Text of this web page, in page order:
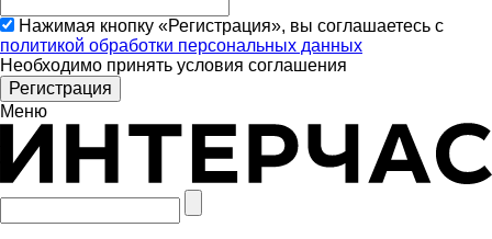
Нажимая кнопку «Регистрация», вы соглашаетесь с
политикой обработки персональных данных
Необходимо принять условия соглашения
Меню